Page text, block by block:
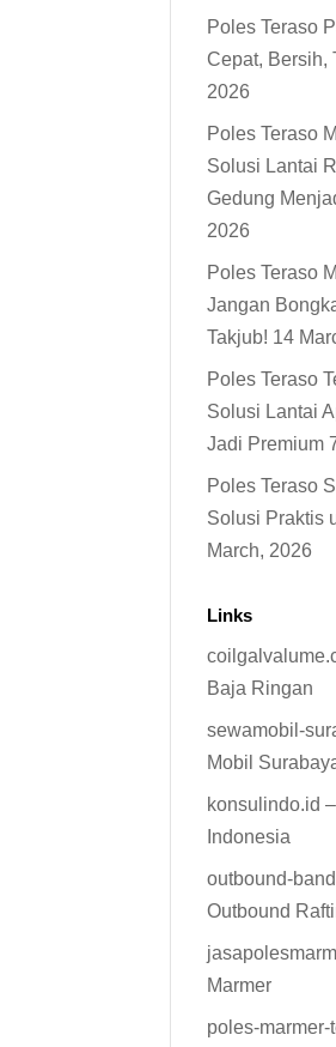
Poles Teraso
Cepat, Bersih,
2026
Poles Teraso
Solusi Lantai
Gedung
2026
Poles Teraso
Jangan
Takjub! 14
Poles Teraso
Solusi Lantai
Jadi Premium
Poles Teraso
Solusi Praktis
March, 2026
Links
Baja Ringan
sewamobil-
Mobil
konsulindo.id
Indonesia
outbound-
Outbound
Marmer
poles-